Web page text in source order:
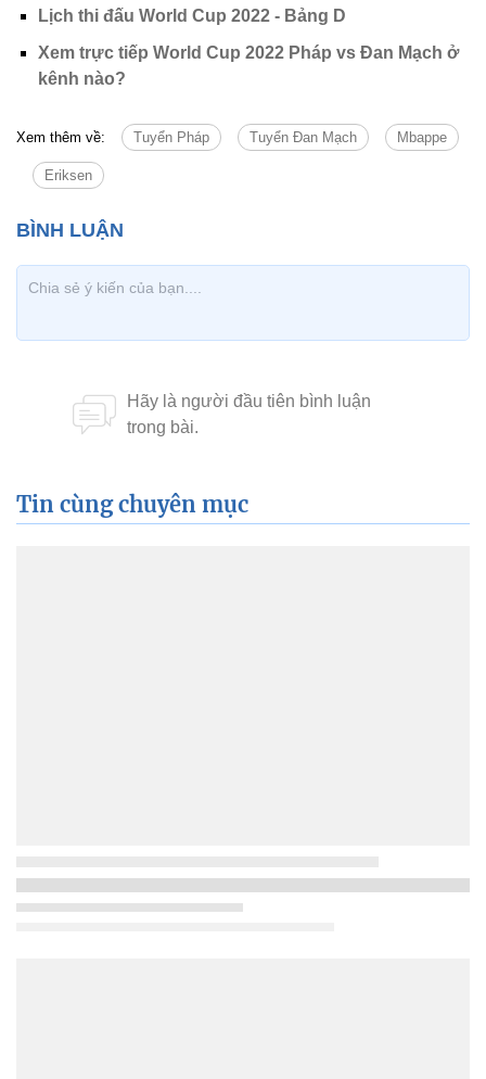
Lịch thi đấu World Cup 2022 - Bảng D
Xem trực tiếp World Cup 2022 Pháp vs Đan Mạch ở
kênh nào?
Xem thêm về: Tuyển Pháp Tuyển Đan Mạch Mbappe
Eriksen
Tin cùng chuyên mục